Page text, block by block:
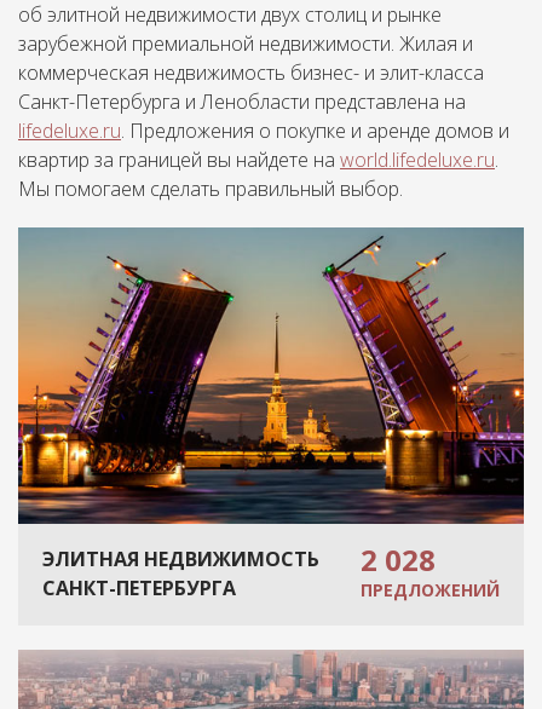
об элитной недвижимости двух столиц и рынке
зарубежной премиальной недвижимости. Жилая и
коммерческая недвижимость бизнес- и элит-класса
Санкт-Петербурга и Ленобласти представлена на
lifedeluxe.ru. Предложения о покупке и аренде домов и
квартир за границей вы найдете на world.lifedeluxe.ru.
Мы помогаем сделать правильный выбор.
ЭЛИТНАЯ НЕДВИЖИМОСТЬ
САНКТ-ПЕТЕРБУРГА
2 028
ПРЕДЛОЖЕНИЙ